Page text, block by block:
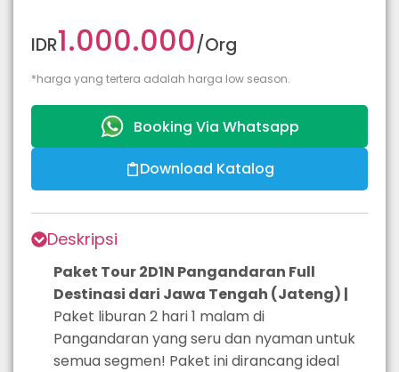
IDR1.000.000/Org
*harga yang tertera adalah harga low season.
Booking Via Whatsapp
Download Katalog
Deskripsi
Paket Tour 2D1N Pangandaran Full
Destinasi dari Jawa Tengah (Jateng) |
Paket liburan 2 hari 1 malam di
Pangandaran yang seru dan nyaman untuk
semua segmen! Paket ini dirancang ideal